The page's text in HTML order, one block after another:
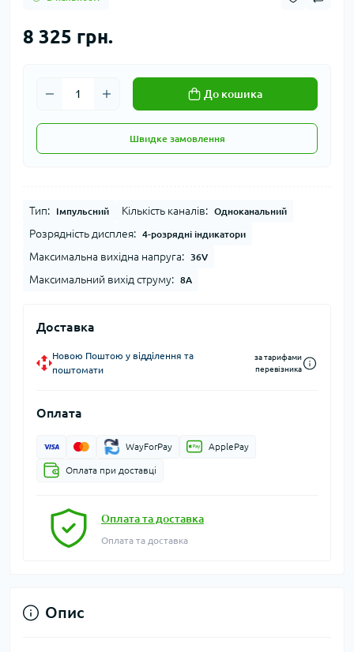
8 325 грн.
До кошика
Швидке замовлення
Тип: Імпульсний Кількість каналів: Одноканальний
Розрядність дисплея: 4-розрядні індикатори
Максимальна вихідна напруга: 36V
Максимальний вихід струму: 8A
Доставка
Новою Поштою у відділення та
поштомати
за тарифами
перевізника
Оплата
WayForPay ApplePay
Оплата при доставці
Оплата та доставка
Оплата та доставка
Опис